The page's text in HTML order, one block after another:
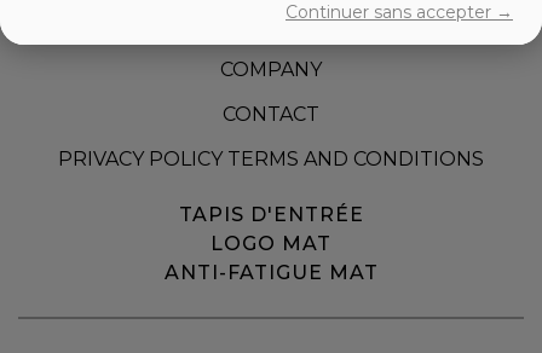
PRODUCTS
COMPANY
CONTACT
PRIVACY POLICY TERMS AND CONDITIONS
TAPIS D'ENTRÉE
LOGO MAT
ANTI-FATIGUE MAT
Continuer sans accepter →